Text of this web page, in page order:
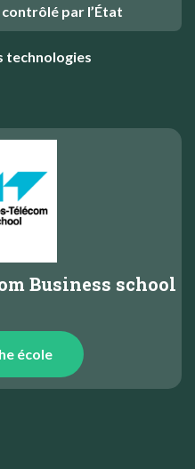
par l’État
technologies
Business school
école